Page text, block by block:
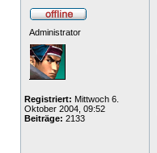
Administrator
Registriert: Mittwoch 6.
Oktober 2004, 09:52
Beiträge: 2133